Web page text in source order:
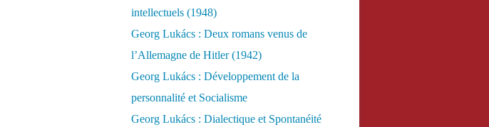
intellectuels (1948)
Georg Lukács : Deux romans venus de
l’Allemagne de Hitler (1942)
Georg Lukács : Développement de la
personnalité et Socialisme
Georg Lukács : Dialectique et Spontanéité